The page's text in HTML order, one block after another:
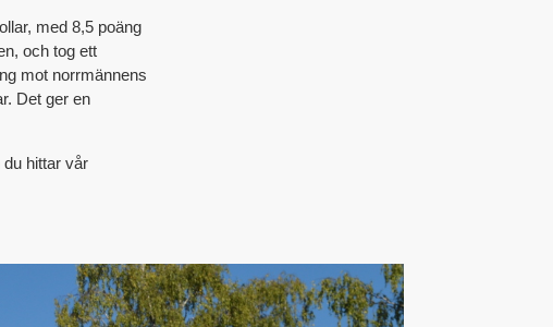
med 8,5 poäng
och tog ett
mot norrmännens
Det ger en
hittar vår